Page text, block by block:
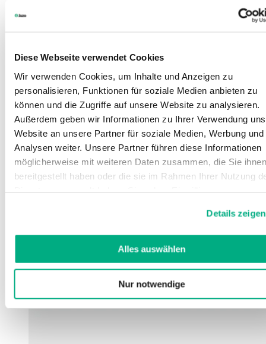
Diese Webseite verwendet Cookies
Wir verwenden Cookies, um Inhalte und Anzeigen zu
personalisieren, Funktionen für soziale Medien anbieten zu
können und die Zugriffe auf unsere Website zu analysieren.
Außerdem geben wir Informationen zu Ihrer Verwendung
Website an unsere Partner für soziale Medien, Werbung und
Analysen weiter. Unsere Partner führen diese Informationen
möglicherweise mit weiteren Daten zusammen, die Sie ihnen
bereitgestellt haben oder die sie im Rahmen Ihrer Nutzung
unsererDatenschutzerklärungundImpressum.
Details zeigen
Alles auswählen
Nur notwendige